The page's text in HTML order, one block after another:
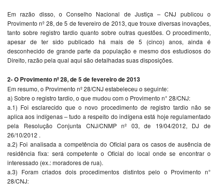
Em razão disso, o Conselho Nacional de Justiça – CNJ publicou o
Provimento nº 28, de 5 de fevereiro de 2013, que trouxe diversas inovações,
tanto sobre registro tardio quanto sobre outras questões. O procedimento,
apesar de ter sido publicado há mais de 5 (cinco) anos, ainda é
desconhecido de grande parte da população e mesmo dos estudiosos do
Direito, razão pela qual aqui são detalhadas suas disposições.
2- O Provimento nº 28, de 5 de fevereiro de 2013
Em resumo, o Provimento nº 28/CNJ estabeleceu o seguinte:
a) Sobre o registro tardio, o que mudou com o Provimento n° 28/CNJ:
a.1) Foi esclarecido que o novo procedimento de registro tardio não se
aplica aos indígenas – tudo a respeito do indígena está hoje regulamentado
pela Resolução Conjunta CNJ/CNMP nº 03, de 19/04/2012, DJ de
26/10/2012 .
a.2) Foi analisada a competência do Oficial para os casos de ausência de
residência fixa: será competente o Oficial do local onde se encontrar o
interessado (ex.: moradores de rua).
a.3) Foram criados dois procedimentos distintos pelo o Provimento n°
28/CNJ: